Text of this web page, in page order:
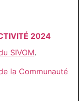
2024
SIVOM.
la Communauté